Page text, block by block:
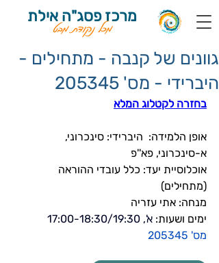
מרכז פסג"ה אילת
מכל נקודת מבט
גוונים של קנבה - מתחילים -
היברידי - מס' 205345
בחזרה לקטלוג המלא
אופן הלמידה: היברידי: סינכרוני,
א-סינכרוני, פא''פ
אוכלוסיית יעד: כלל עובדי ההוראה
(מתחילים)
מנחה: אתי עזריה
ימים ושעות: א', 17:00-18:30/19:30
מס' 205345